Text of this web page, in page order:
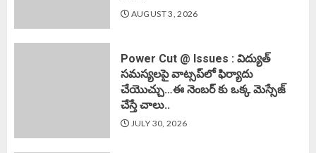
AUGUST 3, 2026
Power Cut @ Issues : విద్యుత్
సమస్యలపై వాట్సప్‌లో ఫిర్యాదు
చేయొచ్చు…ఈ నెంబర్ కు ఒక్క మెస్సేజ్
చేస్తే చాలు..
JULY 30, 2026